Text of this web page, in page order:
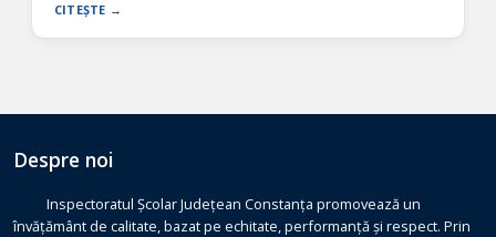
CITEȘTE →
Despre noi
Inspectoratul Școlar Județean Constanța promovează un
învățământ de calitate, bazat pe echitate, performanță și respect. Prin